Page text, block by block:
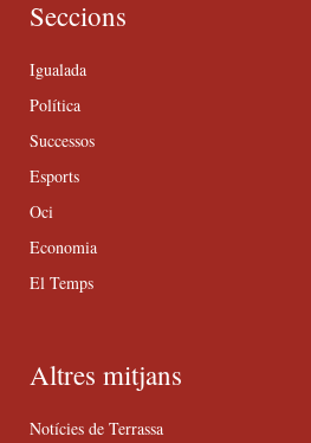
Seccions
Igualada
Política
Successos
Esports
Oci
Economia
El Temps
Altres mitjans
Notícies de Terrassa